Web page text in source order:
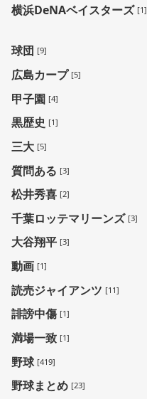
横浜DeNAベイスターズ [1]
球団 [9]
広島カープ [5]
甲子園 [4]
黒歴史 [1]
三大 [5]
質問ある [3]
松井秀喜 [2]
千葉ロッテマリーンズ [3]
大谷翔平 [3]
動画 [1]
読売ジャイアンツ [11]
誹謗中傷 [1]
満場一致 [1]
野球 [419]
野球まとめ [23]